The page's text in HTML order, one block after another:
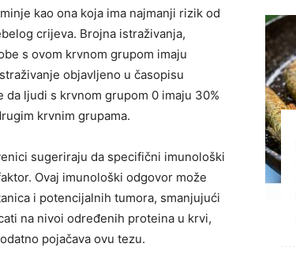
kao ona koja ima najmanji rizik od
crijeva. Brojna istraživanja,
s ovom krvnom grupom imaju
objavljeno u časopisu
da ljudi s krvnom grupom 0 imaju 30%
krvnim grupama.
sugeriraju da specifični imunološki
Ovaj imunološki odgovor može
i potencijalnih tumora, smanjujući
na nivoi određenih proteina u krvi,
pojačava ovu tezu.